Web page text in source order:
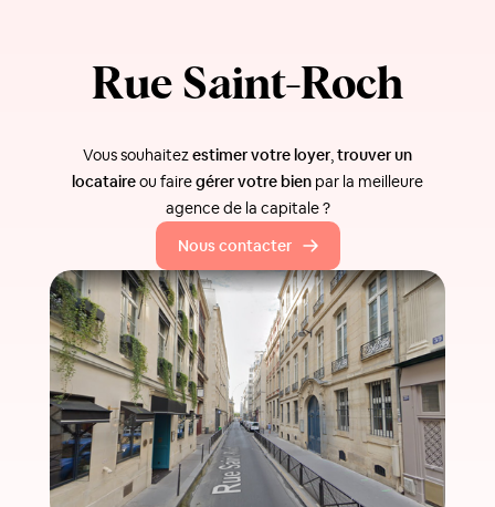
Rue Saint-Roch
Vous souhaitezestimer votre loyer,trouver un
locataireou fairegérer votre bien par la meilleure
agence de la capitale ?
Nous contacter